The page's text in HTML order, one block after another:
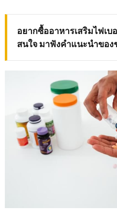
อยากซื้ออาหารเสริมไฟเ
สนใจ มาฟังคำแนะนำของ